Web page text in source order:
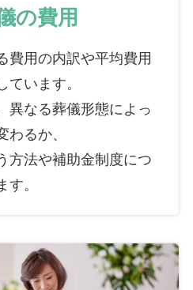
の費用
費用の内訳や平均費用
います。
異なる葬儀形態によっ
るか、
方法や補助金制度につ
。